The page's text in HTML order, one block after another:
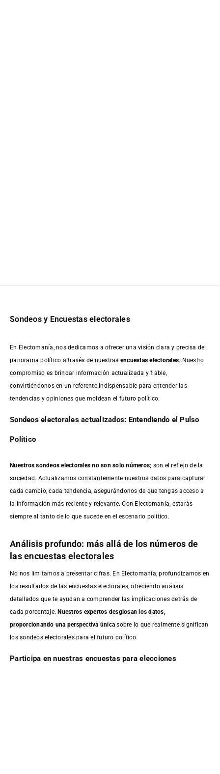
Sondeos y Encuestas electorales
En Electomanía, nos dedicamos a ofrecer una visión clara y precisa del
panorama político a través de nuestras encuestas electorales. Nuestro
compromiso es brindar información actualizada y fiable,
convirtiéndonos en un referente indispensable para entender las
tendencias y opiniones que moldean el futuro político.
Sondeos electorales actualizados: Entendiendo el Pulso
Político
Nuestros sondeos electorales no son solo números; son el reflejo de la
sociedad. Actualizamos constantemente nuestros datos para capturar
cada cambio, cada tendencia, asegurándonos de que tengas acceso a
la información más reciente y relevante. Con Electomanía, estarás
siempre al tanto de lo que sucede en el escenario político.
Análisis profundo: más allá de los números de
las encuestas electorales
No nos limitamos a presentar cifras. En Electomanía, profundizamos en
los resultados de las encuestas electorales, ofreciendo análisis
detallados que te ayudan a comprender las implicaciones detrás de
cada porcentaje.Nuestros expertos desglosan los datos,
proporcionando una perspectiva única sobre lo que realmente significan
los sondeos electorales para el futuro político.
Participa en nuestras encuestas para elecciones